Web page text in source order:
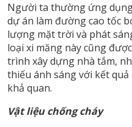
Người ta thường ứng
dự án làm đường cao tốc
lượng mặt trời và phát
loại xi măng này cũng
trình xây dựng nhà tắm,
thiếu ánh sáng với kết
khả quan.
Vật liệu chống cháy